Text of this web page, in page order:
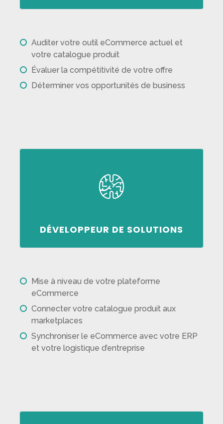
Auditer votre outil eCommerce actuel et
votre catalogue produit
Évaluer la compétitivité de votre offre
Déterminer vos opportunités de business
DÉVELOPPEUR DE SOLUTIONS
attentes
Mise à niveau de votre plateforme
eCommerce
Connecter votre catalogue produit aux
marketplaces
Synchroniser le eCommerce avec votre ERP
et votre logistique d’entreprise